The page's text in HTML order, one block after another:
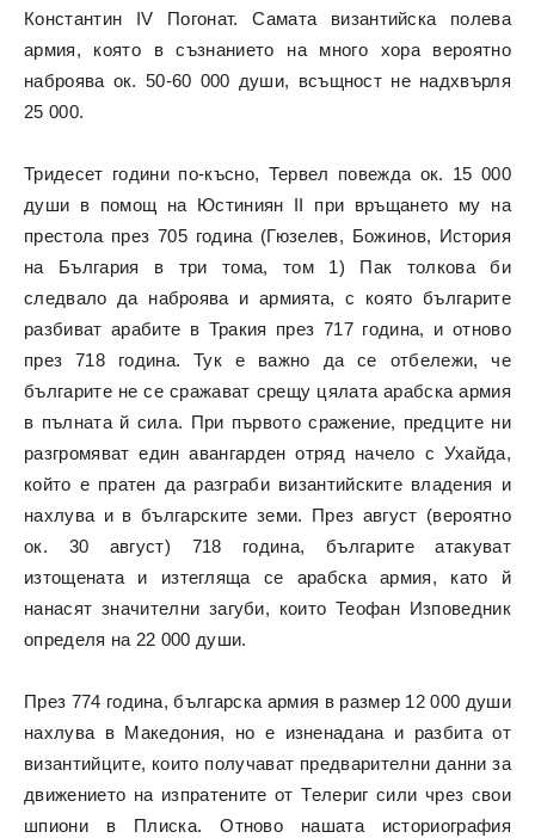
Константин IV Погонат. Самата византийска полева
армия, която в съзнанието на много хора вероятно
наброява ок. 50-60 000 души, всъщност не надхвърля
25 000.
Тридесет години по-късно, Тервел повежда ок. 15 000
души в помощ на Юстиниян II при връщането му на
престола през 705 година (Гюзелев, Божинов, История
на България в три тома, том 1) Пак толкова би
следвало да наброява и армията, с която българите
разбиват арабите в Тракия през 717 година, и отново
през 718 година. Тук е важно да се отбележи, че
българите не се сражават срещу цялата арабска армия
в пълната й сила. При първото сражение, предците ни
разгромяват един авангарден отряд начело с Ухайда,
който е пратен да разграби византийските владения и
нахлува и в българските земи. През август (вероятно
ок. 30 август) 718 година, българите атакуват
изтощената и изтегляща се арабска армия, като й
нанасят значителни загуби, които Теофан Изповедник
определя на 22 000 души.
През 774 година, българска армия в размер 12 000 души
нахлува в Македония, но е изненадана и разбита от
византийците, които получават предварителни данни за
движението на изпратените от Телериг сили чрез свои
шпиони в Плиска. Отново нашата историография